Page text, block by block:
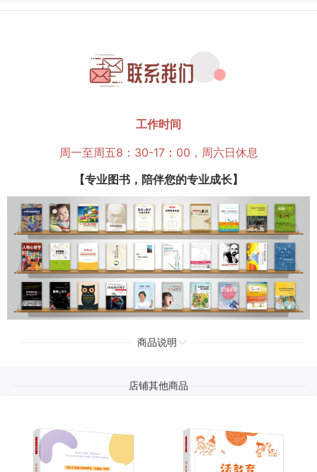
工作时间
周一至周五8：30-17： 00，周六日休息
【专业图书，陪伴您的专业成长】
商品说明
店铺其他商品